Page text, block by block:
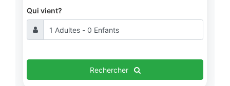
Qui vient?
Rechercher